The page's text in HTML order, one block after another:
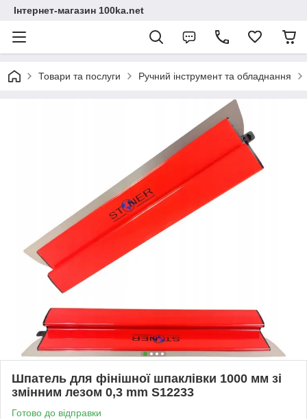
Інтернет-магазин 100ka.net
Товари та послуги Ручний інструмент та обладнання
Шпатель для фінішної шпаклівки 1000 мм зі
змінним лезом 0,3 mm S12233
Готово до відправки